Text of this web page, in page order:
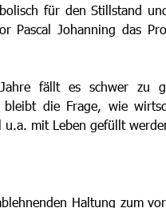
für den Stillstand
Pascal Johanning das
fällt es schwer
bleibt die Frage, wie
mit Leben gefüllt
Haltung zum